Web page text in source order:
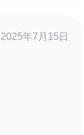
2025年7月15日